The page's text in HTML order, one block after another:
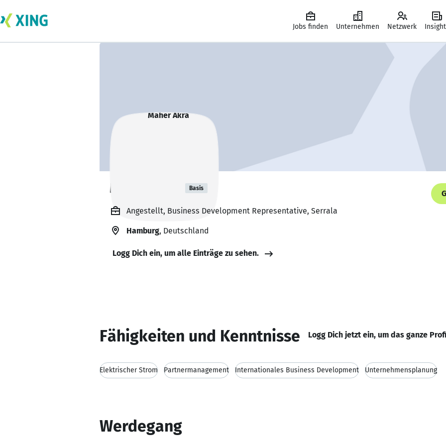
Jobs finden Unternehmen Netzwerk
Maher Akra Basis
Angestellt, Business Development Representative, Serrala
Hamburg, Deutschland
Logg Dich ein, um alle Einträge zu sehen.
Fähigkeiten und Kenntnisse Logg Dich jetzt ein, um das ganze
Elektrischer Strom Partnermanagement Internationales Business Development Unternehmensplanung
Werdegang